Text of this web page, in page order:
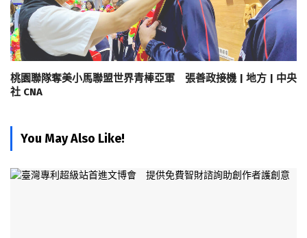
桃園聯隊奪美小馬聯盟世界青棒亞軍 張善政接機 | 地方 | 中央
社 CNA
You May Also Like!